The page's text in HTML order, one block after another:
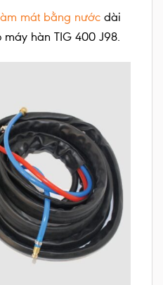
mát bằng nước dài
hàn TIG 400 J98.